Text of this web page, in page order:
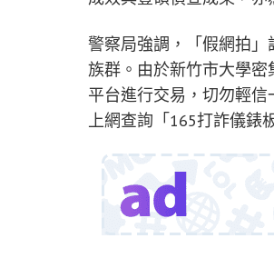
警察局強調，「假網拍
族群。由於新竹市大學
平台進行交易，切勿輕
上網查詢「165打詐儀錶